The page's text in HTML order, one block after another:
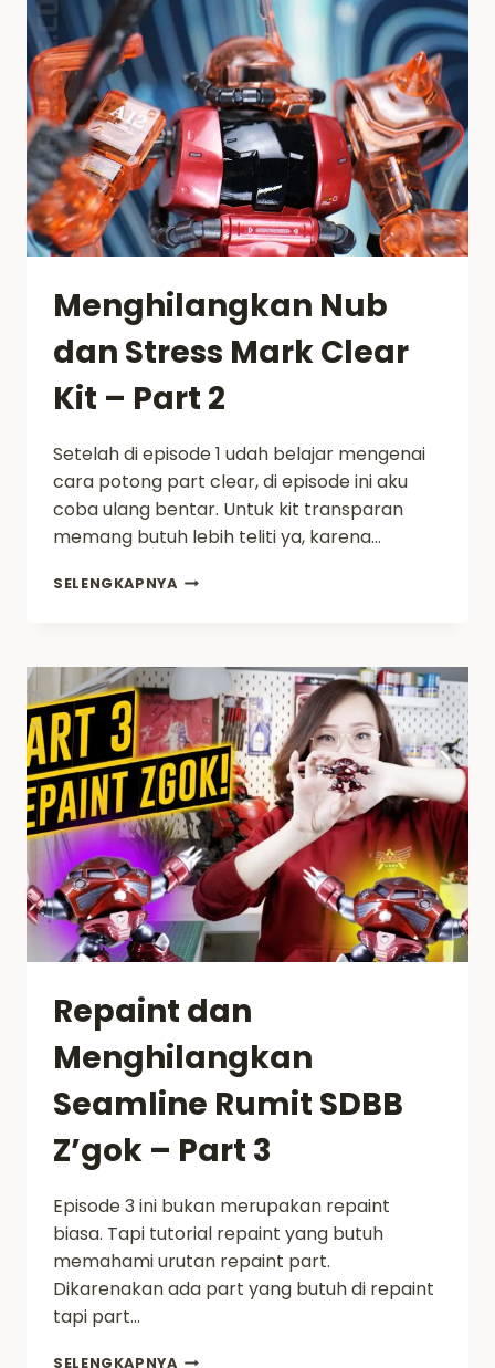
Menghilangkan Nub
dan Stress Mark Clear
Kit – Part 2
Setelah di episode 1 udah belajar mengenai
cara potong part clear, di episode ini aku
coba ulang bentar. Untuk kit transparan
memang butuh lebih teliti ya, karena…
SELENGKAPNYA MENGHILANGKAN
MARK
CLEAR
KIT
–
PART
2
Repaint dan
Menghilangkan
Seamline Rumit SDBB
Z’gok – Part 3
Episode 3 ini bukan merupakan repaint
biasa. Tapi tutorial repaint yang butuh
memahami urutan repaint part.
Dikarenakan ada part yang butuh di repaint
tapi part…
SELENGKAPNYA REPAINT